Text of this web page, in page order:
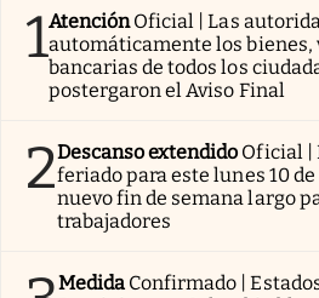
1AtenciónOficial | Las
automáticamente los bienes,
bancarias de todos los
postergaron el Aviso Final
2Descanso extendido Oficial |
feriado para este lunes 10
nuevo fin de semana largo
trabajadores
Medida Confirmado |